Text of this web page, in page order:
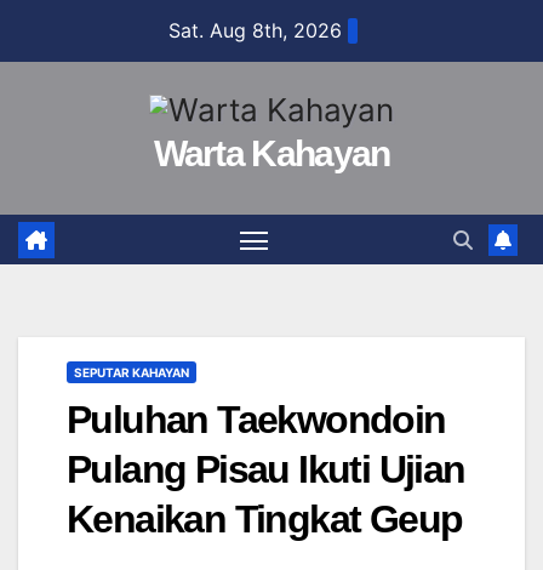
Sat. Aug 8th, 2026
Warta Kahayan
SEPUTAR KAHAYAN
Puluhan Taekwondoin
Pulang Pisau Ikuti Ujian
Kenaikan Tingkat Geup